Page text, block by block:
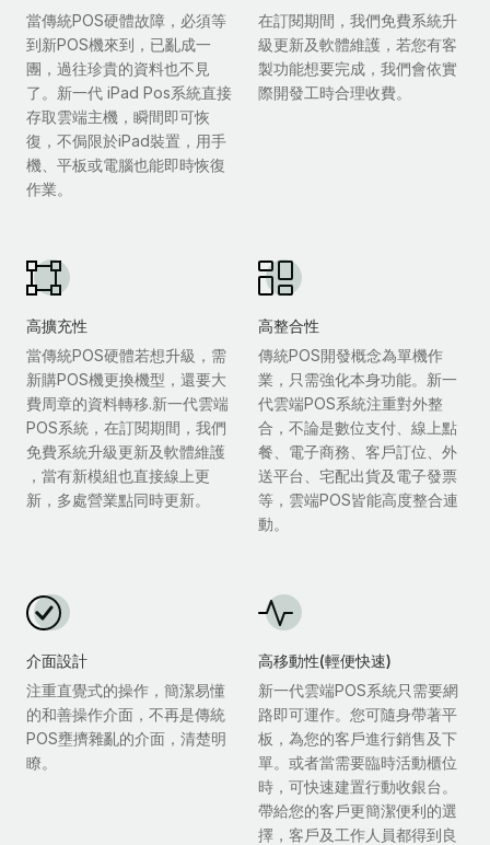
當傳統POS硬體故障，必須等
到新POS機來到，已亂成一
團，過往珍貴的資料也不見
了。新一代 iPad Pos系統直接
存取雲端主機，瞬間即可恢
復，不侷限於iPad裝置，用手
機、平板或電腦也能即時恢復
作業。
在訂閱期間，我們免費系統升
級更新及軟體維護，若您有客
製功能想要完成，我們會依實
際開發工時合理收費。
高擴充性
當傳統POS硬體若想升級，需
新購POS機更換機型，還要大
費周章的資料轉移.新一代雲端
POS系統，在訂閱期間，我們
免費系統升級更新及軟體維護
，當有新模組也直接線上更
新，多處營業點同時更新。
高整合性
傳統POS開發概念為單機作
業，只需強化本身功能。新一
代雲端POS系統注重對外整
合，不論是數位支付、線上點
餐、電子商務、客戶訂位、外
送平台、宅配出貨及電子發票
等，雲端POS皆能高度整合連
動。
介面設計
注重直覺式的操作，簡潔易懂
的和善操作介面，不再是傳統
POS壅擠雜亂的介面，清楚明
瞭。
高移動性(輕便快速)
新一代雲端POS系統只需要網
路即可運作。您可隨身帶著平
板，為您的客戶進行銷售及下
單。或者當需要臨時活動櫃位
時，可快速建置行動收銀台。
帶給您的客戶更簡潔便利的選
擇，客戶及工作人員都得到良